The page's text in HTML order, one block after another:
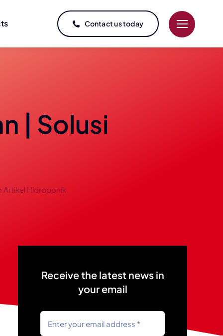
Contact us today
| Solusi
Artikel Hidroponik
Receive the latest news in
your email